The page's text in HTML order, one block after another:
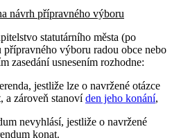
návrh přípravného výboru
statutárního města (po
výboru radou obce nebo
zasedání usnesením rozhodne:
jestliže lze o navržené otázce
a zároveň stanovíden jeho konání,
nevyhlásí, jestliže o navržené
konat.